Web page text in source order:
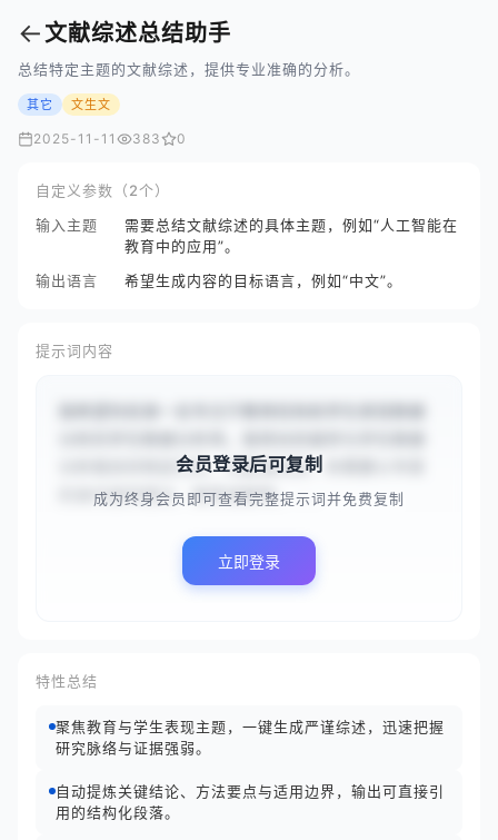
←文献综述总结助手
总结特定主题的文献综述，提供专业准确的分析。
其它 文生文
2025-11-11 383 0
自定义参数（2个）
输入主题
需要总结文献综述的具体主题，例如“人工智能在
教育中的应用”。
输出语言
希望生成内容的目标语言，例如“中文”。
提示词内容
分析相关的特定任务、问题或场景，你需要以专家
的身份提供建议、推荐或解释。...
会员登录后可复制
成为终身会员即可查看完整提示词并免费复制
立即登录
特性总结
聚焦教育与学生表现主题，一键生成严谨综述，迅速把握
研究脉络与证据强弱。
自动提炼关键结论、方法要点与适用边界，输出可直接引
用的结构化段落。